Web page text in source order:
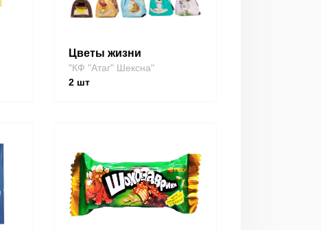
Цветы жизни
"КФ "Атаг" Шексна"
2шт